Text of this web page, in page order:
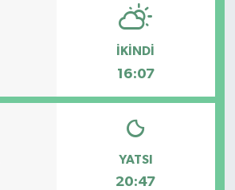
İKINDI
16:07
YATSI
20:47